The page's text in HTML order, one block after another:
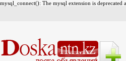
mysql_connect(): The mysql extension is